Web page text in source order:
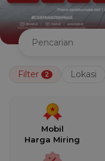
Filter 2 Lokasi
Mobil
Harga Miring